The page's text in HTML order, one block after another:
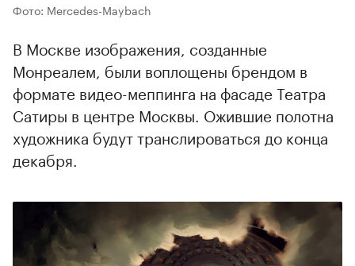
Фото: Mercedes-Maybach
В Москве изображения, созданные
Монреалем, были воплощены брендом в
формате видео-меппинга на фасаде Театра
Сатиры в центре Москвы. Ожившие полотна
художника будут транслироваться до конца
декабря.